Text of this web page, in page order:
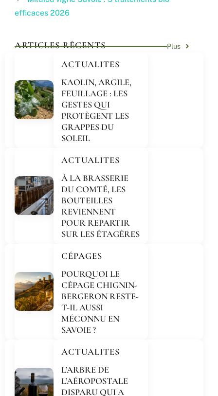
efficaces 2026
ARTICLES RÉCENTS Plus
ACTUALITES
KAOLIN, ARGILE,
FEUILLAGE : LES
GESTES QUI
PROTÈGENT LES
GRAPPES DU
SOLEIL
ACTUALITES
À LA BRASSERIE
DU COMTÉ, LES
BOUTEILLES
REVIENNENT
POUR REPARTIR
SUR LES ÉTAGÈRES
CÉPAGES
POURQUOI LE
CÉPAGE CHIGNIN-
BERGERON RESTE-
T-IL AUSSI
MÉCONNU EN
SAVOIE ?
ACTUALITES
L’ARBRE DE
L’AÉROPOSTALE
DISPARU QUI A